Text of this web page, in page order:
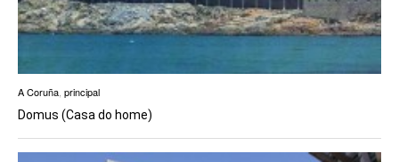
A Coruña, principal
Domus (Casa do home)